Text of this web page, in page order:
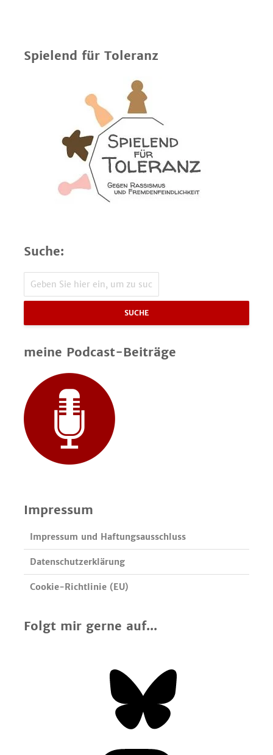
Spielend für Toleranz
Suche:
SUCHE
meine Podcast-Beiträge
Impressum
Impressum und Haftungsausschluss
Datenschutzerklärung
Cookie-Richtlinie (EU)
Folgt mir gerne auf...